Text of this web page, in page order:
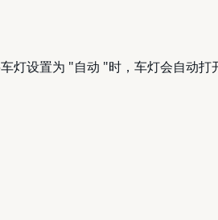
灯设置为 "自动 "时，车灯会自动打